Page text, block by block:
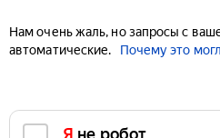
Нам очень жаль, но запросы с
автоматические.
Почему это
Я не робот